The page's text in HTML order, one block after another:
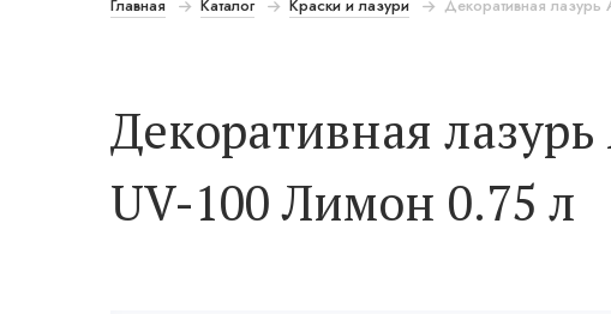
Главная Каталог Краски и лазури Декоративная
Декоративная
UV-100 Лимон 0.75 л